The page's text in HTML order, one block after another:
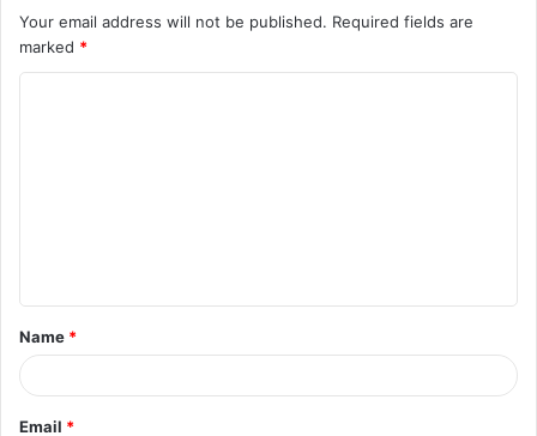
Your email address will not be published. Required fields are
marked *
t
*
Name *
Email *